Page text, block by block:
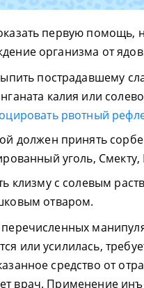
первую помощь,
организма от
пострадавшему
калия или
рвотный
должен принять
уголь,
клизму с солевым
отваром.
или усилилась,
средство от
врач. Применение